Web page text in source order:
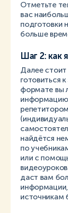
Отметьте
вас
подготовки
больше
Шаг 2: как
Далее стоит
готовиться
формате вы
найдётся
по
или с
даст вам
информации,
источникам